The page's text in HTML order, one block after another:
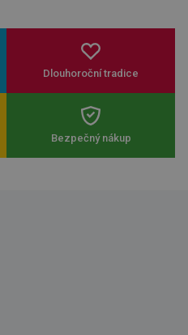
Dlouhoroční tradice
Bezpečný nákup